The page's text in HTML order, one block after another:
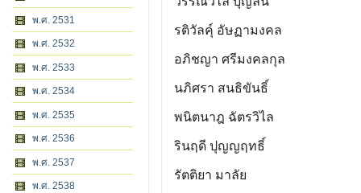
พ.ศ. 2531
พ.ศ. 2532
พ.ศ. 2533
พ.ศ. 2534
พ.ศ. 2535
พ.ศ. 2536
พ.ศ. 2537
พ.ศ. 2538
รติวัลคุ์ อัษฏามงคล
อภิชญา ศรีมงคลกุล
นภิศรา สนธิขันธิ์
พนิตนาฎ ฉัตรวิไล
รินฤดี ปุญญฤทธิ์
รัตติยา มาลัย